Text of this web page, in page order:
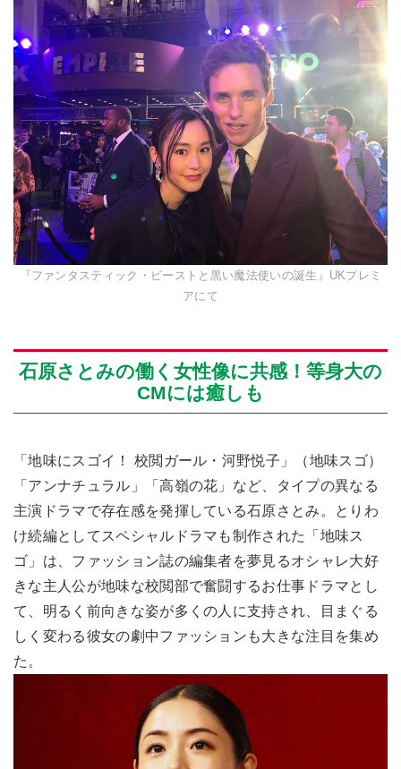
『ファンタスティック・ビーストと黒い魔法使いの誕生』UKプレミ
アにて
石原さとみの働く女性像に共感！等身大の
CMには癒しも
「地味にスゴイ！ 校閲ガール・河野悦子」（地味スゴ）
「アンナチュラル」「高嶺の花」など、タイプの異なる
主演ドラマで存在感を発揮している石原さとみ。とりわ
け続編としてスペシャルドラマも制作された「地味ス
ゴ」は、ファッション誌の編集者を夢見るオシャレ大好
きな主人公が地味な校閲部で奮闘するお仕事ドラマとし
て、明るく前向きな姿が多くの人に支持され、目まぐる
しく変わる彼女の劇中ファッションも大きな注目を集め
た。